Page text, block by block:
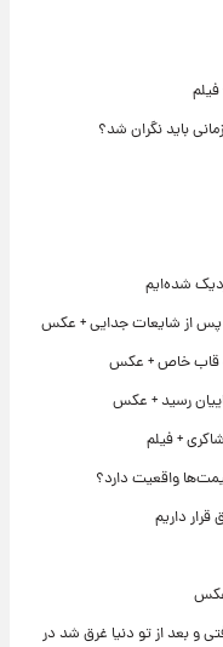
باید نگران شد؟
شده‌ایم
پس از شایعات جدایی + عکس
قاب خاص + عکس
+ فیلم
واقعیت دارد؟
داریم
و بعد از تو دنیا غرق شد در